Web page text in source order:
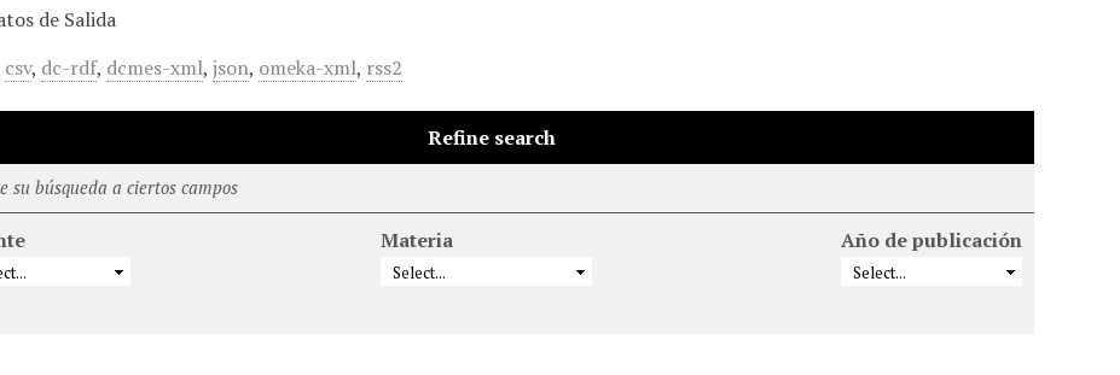
de Salida
csv, dc-rdf, dcmes-xml,json, omeka-xml, rss2
Refine search
su búsqueda a ciertos campos
Materia Año de publicación